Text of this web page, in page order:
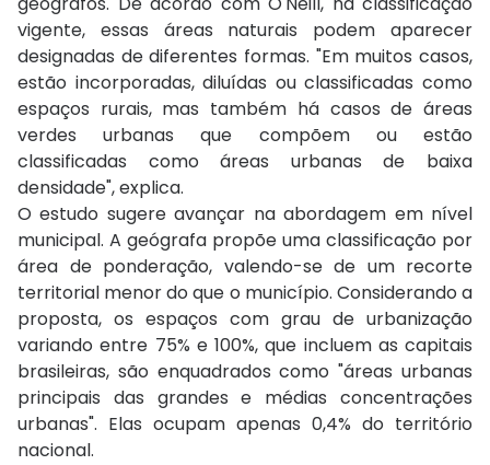
vigente, essas áreas naturais podem aparecer
designadas de diferentes formas. "Em muitos casos,
estão incorporadas, diluídas ou classificadas como
espaços rurais, mas também há casos de áreas
verdes urbanas que compõem ou estão
classificadas como áreas urbanas de baixa
densidade", explica.
O estudo sugere avançar na abordagem em nível
municipal. A geógrafa propõe uma classificação por
área de ponderação, valendo-se de um recorte
territorial menor do que o município. Considerando a
proposta, os espaços com grau de urbanização
variando entre 75% e 100%, que incluem as capitais
brasileiras, são enquadrados como "áreas urbanas
principais das grandes e médias concentrações
urbanas". Elas ocupam apenas 0,4% do território
nacional.